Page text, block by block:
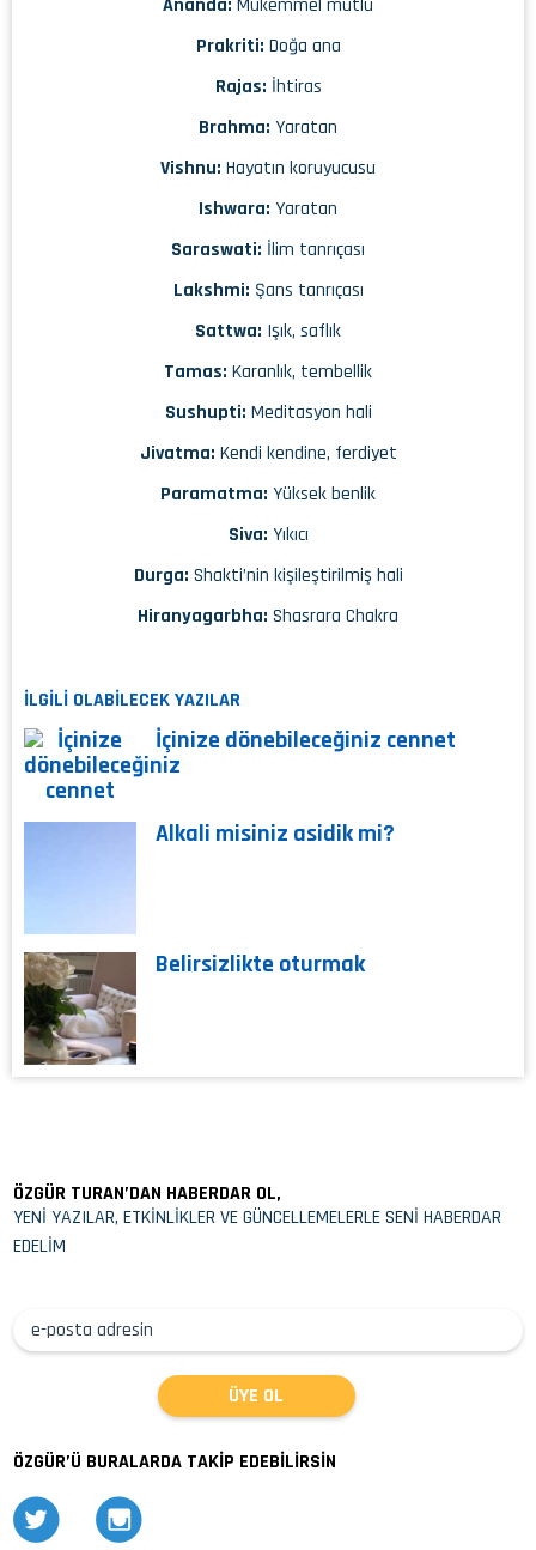
Ananda: Mükemmel mutlu
Prakriti: Doğa ana
Rajas: İhtiras
Brahma: Yaratan
Vishnu: Hayatın koruyucusu
Ishwara: Yaratan
Saraswati: İlim tanrıçası
Lakshmi: Şans tanrıçası
Sattwa: Işık, saflık
Tamas: Karanlık, tembellik
Sushupti: Meditasyon hali
Jivatma: Kendi kendine, ferdiyet
Paramatma: Yüksek benlik
Siva: Yıkıcı
Durga: Shakti’nin kişileştirilmiş hali
Hiranyagarbha: Shasrara Chakra
İLGİLİ OLABİLECEK YAZILAR
İçinize dönebileceğiniz cennet
Alkali misiniz asidik mi?
Belirsizlikte oturmak
ÖZGÜR TURAN’DAN HABERDAR OL,
YENİ YAZILAR, ETKİNLİKLER VE GÜNCELLEMELERLE SENİ HABERDAR
EDELİM
ÖZGÜR’Ü BURALARDA TAKİP EDEBİLİRSİN